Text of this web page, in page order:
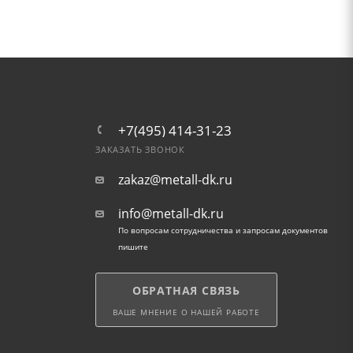
+7(495) 414-31-23
ЗАКАЗАТЬ ЗВОНОК
zakaz@metall-dk.ru
info@metall-dk.ru
По вопросам сотрудничества и запросам документов
пишите
ОБРАТНАЯ СВЯЗЬ
ВАШЕ МНЕНИЕ О НАШЕЙ РАБОТЕ